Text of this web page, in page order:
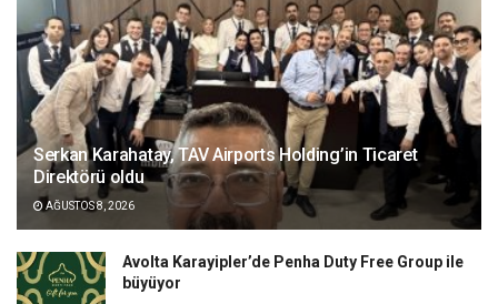
Serkan Karahatay, TAV Airports Holding’in Ticaret
Direktörü oldu
AĞUSTOS 8, 2026
Avolta Karayipler’de Penha Duty Free Group ile
büyüyor